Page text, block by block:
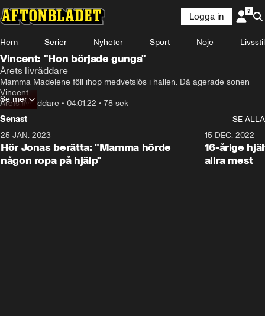
Logga in
Hem Serier Nyheter Sport Nöje Livsstil
Vincent: "Hon började gunga"
Årets livräddare
Mamma Madelene föll ihop medvetslös i hallen. Då agerade sonen
Vincent.
Årets livräddare • 04.01.22 • 78 sek
Se mer
Senast
SE ALLA
25 JAN. 2023
Hör Jonas berätta: "Mamma hörde
någon ropa på hjälp"
15 DEC. 2022
16-årige
allra mest